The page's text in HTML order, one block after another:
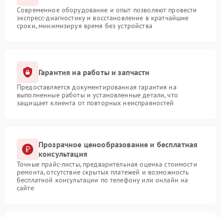
Современное оборудование и опыт позволяют провести
экспресс-диагностику и восстановление в кратчайшие
сроки, минимизируя время без устройства
Гарантия на работы и запчасти
Предоставляется документированная гарантия на
выполненные работы и установленные детали, что
защищает клиента от повторных неисправностей
Прозрачное ценообразование и бесплатная
консультация
Точные прайс-листы, предварительная оценка стоимости
ремонта, отсутствие скрытых платежей и возможность
бесплатной консультации по телефону или онлайн на
сайте